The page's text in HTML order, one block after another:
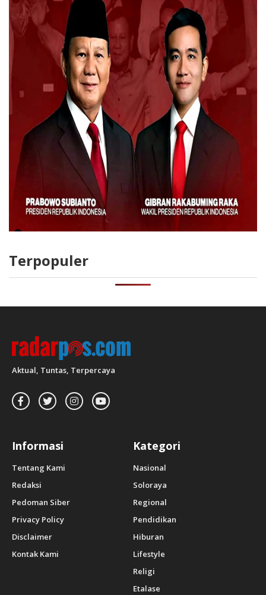
Terpopuler
Aktual, Tuntas, Terpercaya
Informasi
Tentang Kami
Redaksi
Pedoman Siber
Privacy Policy
Disclaimer
Kontak Kami
Kategori
Nasional
Soloraya
Regional
Pendidikan
Hiburan
Lifestyle
Religi
Etalase